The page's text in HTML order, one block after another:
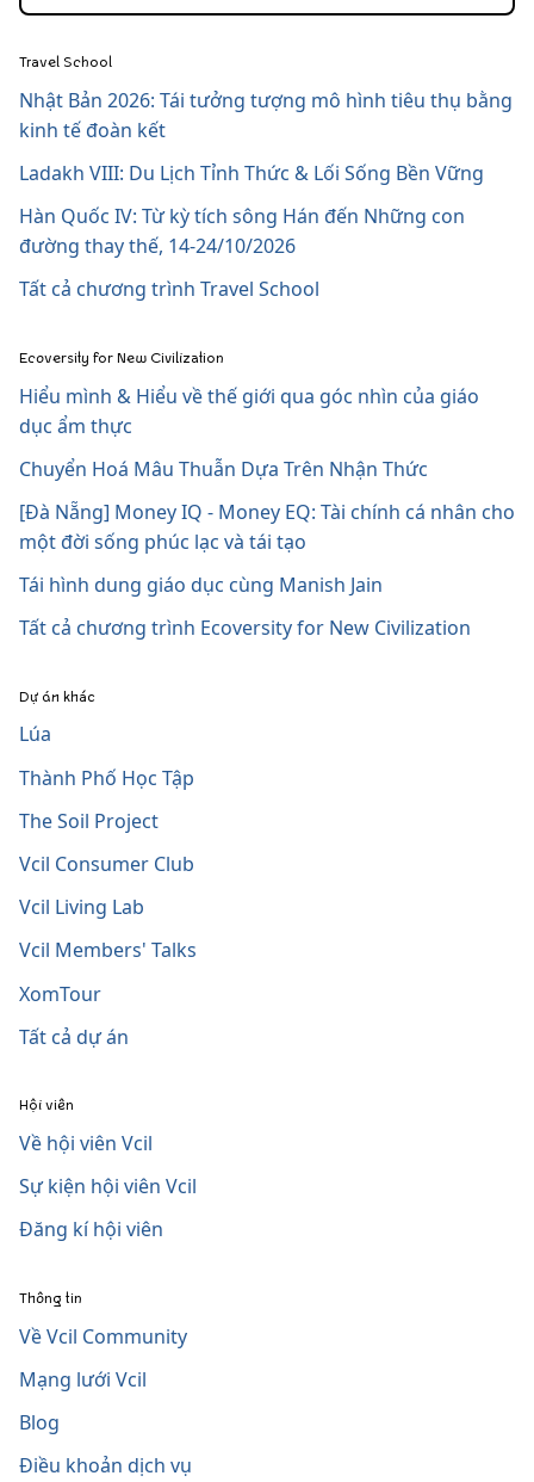
Travel School
Nhật Bản 2026: Tái tưởng tượng mô hình tiêu thụ bằng
kinh tế đoàn kết
Ladakh VIII: Du Lịch Tỉnh Thức & Lối Sống Bền Vững
Hàn Quốc IV: Từ kỳ tích sông Hán đến Những con
đường thay thế, 14-24/10/2026
Tất cả chương trình Travel School
Ecoversity for New Civilization
Hiểu mình & Hiểu về thế giới qua góc nhìn của giáo
dục ẩm thực
Chuyển Hoá Mâu Thuẫn Dựa Trên Nhận Thức
[Đà Nẵng] Money IQ - Money EQ: Tài chính cá nhân cho
một đời sống phúc lạc và tái tạo
Tái hình dung giáo dục cùng Manish Jain
Tất cả chương trình Ecoversity for New Civilization
Dự án khác
Lúa
Thành Phố Học Tập
The Soil Project
Vcil Consumer Club
Vcil Living Lab
Vcil Members' Talks
XomTour
Tất cả dự án
Hội viên
Về hội viên Vcil
Sự kiện hội viên Vcil
Đăng kí hội viên
Thông tin
Về Vcil Community
Mạng lưới Vcil
Blog
Điều khoản dịch vụ